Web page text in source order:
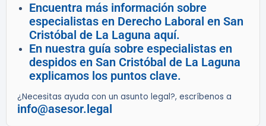
Encuentra más información sobre
especialistas en Derecho Laboral en San
Cristóbal de La Laguna aquí.
En nuestra guía sobre especialistas en
despidos en San Cristóbal de La Laguna
explicamos los puntos clave.
¿Necesitas ayuda con un asunto legal?, escríbenos a
info@asesor.legal